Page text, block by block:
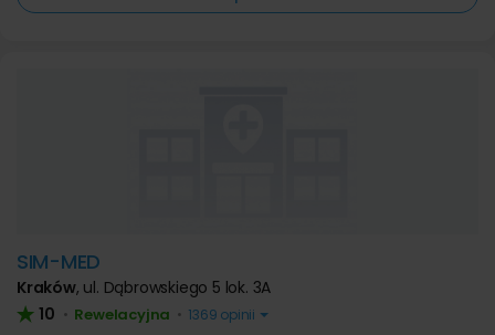
SIM-MED
Kraków, ul. Dąbrowskiego 5 lok. 3A
10 • Rewelacyjna • 1369 opinii